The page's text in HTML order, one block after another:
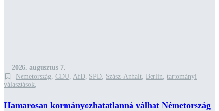
2026. augusztus 7.
Németország, CDU, AfD, SPD, Szász-Anhalt, Berlin, tartományi
választások,
Hamarosan kormányozhatatlanná válhat Németország